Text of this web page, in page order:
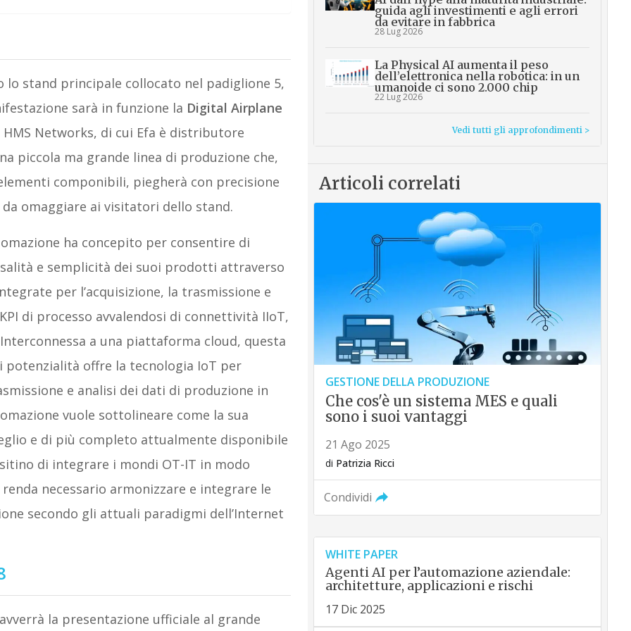
stand principale collocato nel padiglione 5,
sarà in funzione la Digital Airplane
Networks, di cui Efa è distributore
piccola ma grande linea di produzione che,
componibili, piegherà con precisione
omaggiare ai visitatori dello stand.
ha concepito per consentire di
e semplicità dei suoi prodotti attraverso
per l’acquisizione, la trasmissione e
di processo avvalendosi di connettività IIoT,
a una piattaforma cloud, questa
offre la tecnologia IoT per
e analisi dei dati di produzione in
vuole sottolineare come la sua
e di più completo attualmente disponibile
di integrare i mondi OT-IT in modo
necessario armonizzare e integrare le
secondo gli attuali paradigmi dell’Internet
la presentazione ufficiale al grande
guida agli investimenti e agli errori
da evitare in fabbrica
28 Lug 2026
La Physical AI aumenta il peso
dell’elettronica nella robotica: in un
umanoide ci sono 2.000 chip
22 Lug 2026
Vedi tutti gli approfondimenti >
Articoli correlati
GESTIONE DELLA PRODUZIONE
Che cos'è un sistema MES e quali
sono i suoi vantaggi
21 Ago 2025
di Patrizia Ricci
Condividi
WHITE PAPER
Agenti AI per l’automazione aziendale:
architetture, applicazioni e rischi
17 Dic 2025